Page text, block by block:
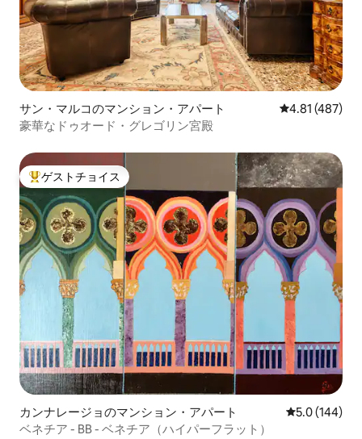
サン・マルコのマンション・アパート レビュー487
4.81 (487)
豪華なドゥオード・グレゴリン宮殿
大好評のゲストチョイスです。
ゲストチョイス
カンナレージョのマンション・アパート レビュー144
5.0 (144)
ベネチア - BB - ベネチア（ハイパーフラット）